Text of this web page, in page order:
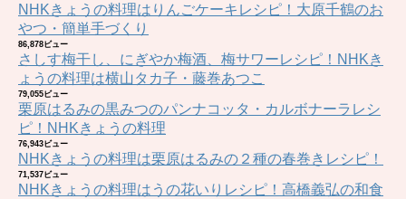
NHKきょうの料理はりんごケーキレシピ！大原千鶴のお
やつ・簡単手づくり
86,878ビュー
さしす梅干し、にぎやか梅酒、梅サワーレシピ！NHKき
ょうの料理は横山タカ子・藤巻あつこ
79,055ビュー
栗原はるみの黒みつのパンナコッタ・カルボナーラレシ
ピ！NHKきょうの料理
76,943ビュー
NHKきょうの料理は栗原はるみの２種の春巻きレシピ！
71,537ビュー
NHKきょうの料理はうの花いりレシピ！高橋義弘の和食